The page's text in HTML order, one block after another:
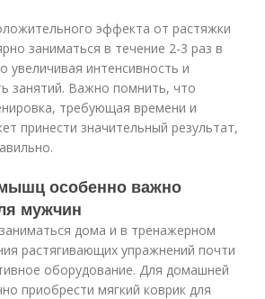
эффекта от растяжки
заниматься в течение 2-3 раз в
увеличивая интенсивность и
занятий. Важно помнить, что
требующая времени и
принести значительный результат,
особенно важно
мужчин
дома и в тренажерном
растягивающих упражнений почти
оборудование. Для домашней
приобрести мягкий коврик для